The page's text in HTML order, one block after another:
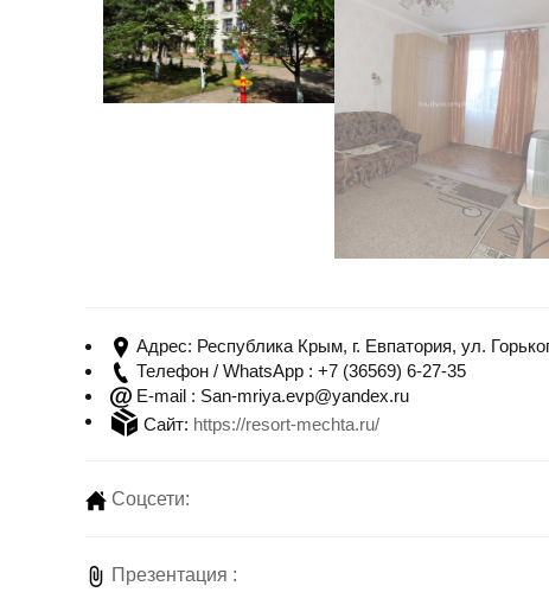
Адрес: Республика Крым, г. Евпатория, ул.
Телефон / WhatsApp : +7 (36569) 6-27-35
E-mail : San-mriya.evp@yandex.ru
Сайт: https://resort-mechta.ru/
Соцсети:
Презентация :